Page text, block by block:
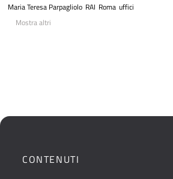
Maria Teresa Parpagliolo RAI Roma uffici
Mostra altri
CONTENUTI